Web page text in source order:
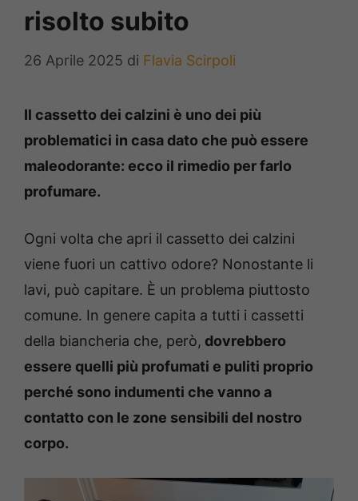
risolto subito
26 Aprile 2025 di Flavia Scirpoli
Il cassetto dei calzini è uno dei più
problematici in casa dato che può essere
maleodorante: ecco il rimedio per farlo
profumare.
Ogni volta che apri il cassetto dei calzini
viene fuori un cattivo odore? Nonostante li
lavi, può capitare. È un problema piuttosto
comune. In genere capita a tutti i cassetti
della biancheria che, però, dovrebbero
essere quelli più profumati e puliti proprio
perché sono indumenti che vanno a
contatto con le zone sensibili del nostro
corpo.